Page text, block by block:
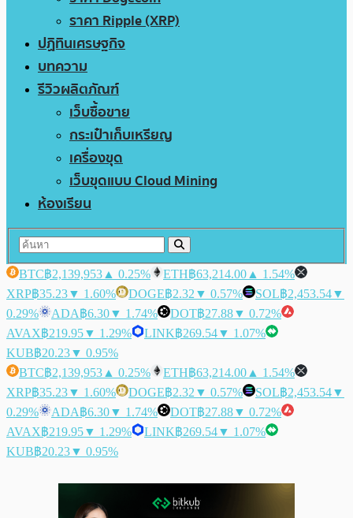
ราคา Ripple (XRP)
ปฏิทินเศรษฐกิจ
บทความ
รีวิวผลิตภัณฑ์
เว็บซื้อขาย
กระเป๋าเก็บเหรียญ
เครื่องขุด
เว็บขุดแบบ Cloud Mining
ห้องเรียน
BTC฿2,139,953 ▲ 0.25% ETH฿63,214.00 ▲ 1.54%
XRP฿35.23▼ 1.60% DOGE฿2.32 ▼ 0.57% SOL฿2,453.54▼
0.29%
ADA฿6.30▼ 1.74% DOT฿27.88▼ 0.72%
AVAX฿219.95▼ 1.29% LINK฿269.54▼ 1.07%
KUB฿20.23▼ 0.95%
BTC฿2,139,953 ▲ 0.25% ETH฿63,214.00 ▲ 1.54%
XRP฿35.23▼ 1.60% DOGE฿2.32 ▼ 0.57% SOL฿2,453.54▼
0.29%
ADA฿6.30▼ 1.74% DOT฿27.88▼ 0.72%
AVAX฿219.95▼ 1.29% LINK฿269.54▼ 1.07%
KUB฿20.23▼ 0.95%